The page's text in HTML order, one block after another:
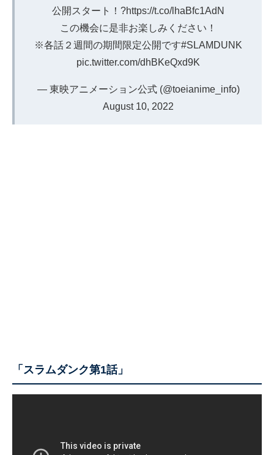
公開スタート！?https://t.co/lhaBfc1AdN
この機会に是非お楽しみください！
※各話２週間の期間限定公開です#SLAMDUNK
pic.twitter.com/dhBKeQxd9K
— 東映アニメーション公式 (@toeianime_info)
August 10, 2022
「スラムダンク第1話」